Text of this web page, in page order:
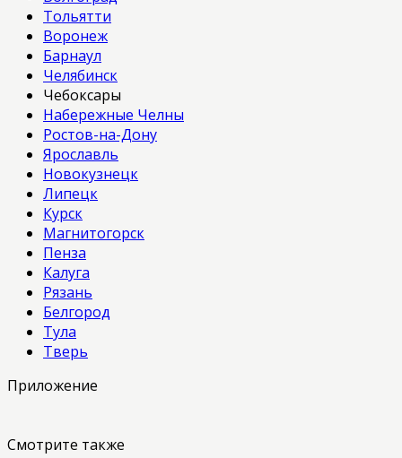
Тольятти
Воронеж
Барнаул
Челябинск
Чебоксары
Набережные Челны
Ростов-на-Дону
Ярославль
Новокузнецк
Липецк
Курск
Магнитогорск
Пенза
Калуга
Рязань
Белгород
Тула
Тверь
Приложение
Смотрите также